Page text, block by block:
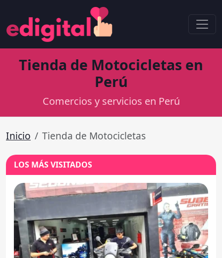
Tienda de Motocicletas en
Perú
Comercios y servicios en Perú
Inicio Tienda de Motocicletas
LOS MÁS VISITADOS